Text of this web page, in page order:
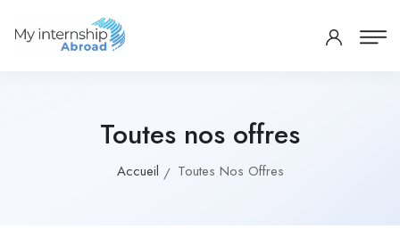
Toutes nos offres
Accueil Toutes Nos Offres